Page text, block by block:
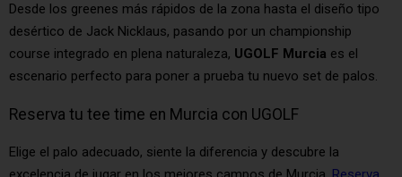
Desde los greenes más rápidos de la zona hasta el diseño tipo
desértico de Jack Nicklaus, pasando por un championship
course integrado en plena naturaleza, UGOLF Murcia es el
escenario perfecto para poner a prueba tu nuevo set de palos.
Reserva tu tee time en Murcia con UGOLF
Elige el palo adecuado, siente la diferencia y descubre la